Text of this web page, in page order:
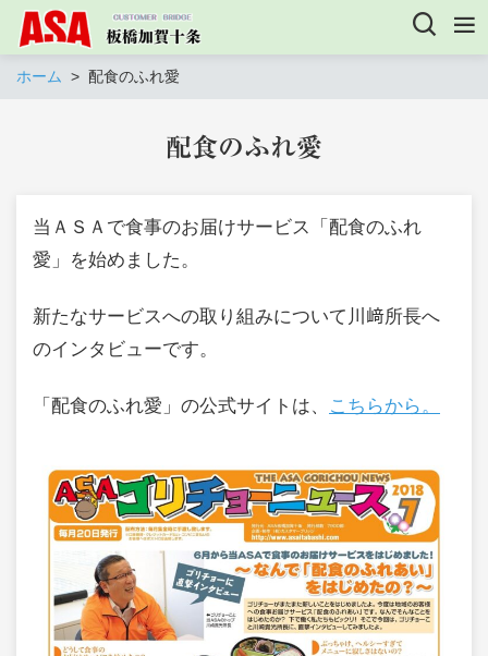
ホーム 配食のふれ愛
配食のふれ愛
当ＡＳＡで食事のお届けサービス「配食のふれ
愛」を始めました。
新たなサービスへの取り組みについて川﨑所長へ
のインタビューです。
「配食のふれ愛」の公式サイトは、 こちらから。